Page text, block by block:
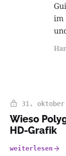
im
31. oktober
Wieso
HD-Grafik
weiterlesen